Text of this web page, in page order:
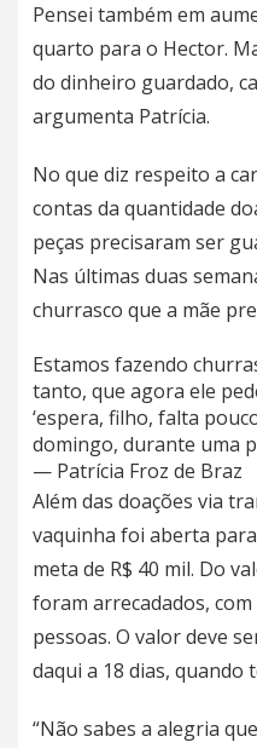
Pensei também em
quarto para o Hector.
do dinheiro guardado,
argumenta Patrícia.
No que diz respeito a
contas da quantidade
peças precisaram ser
Nas últimas duas
churrasco que a mãe
Estamos fazendo
tanto, que agora ele
‘espera, filho, falta
domingo, durante uma
— Patrícia Froz de Braz
Além das doações via
vaquinha foi aberta
meta de R$ 40 mil. Do
foram arrecadados,
pessoas. O valor deve
daqui a 18 dias, quando
“Não sabes a alegria